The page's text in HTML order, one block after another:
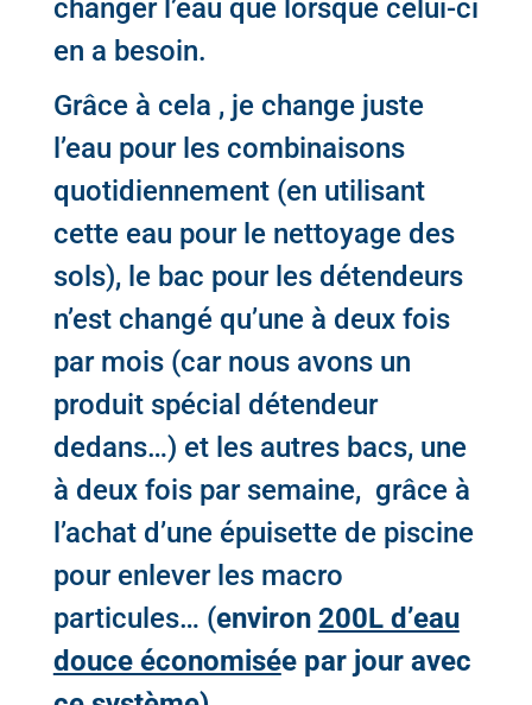
changer l’eau que lorsque celui-ci
en a besoin.
Grâce à cela , je change juste
l’eau pour les combinaisons
quotidiennement (en utilisant
cette eau pour le nettoyage des
sols), le bac pour les détendeurs
n’est changé qu’une à deux fois
par mois (car nous avons un
produit spécial détendeur
dedans…) et les autres bacs, une
à deux fois par semaine, grâce à
l’achat d’une épuisette de piscine
pour enlever les macro
particules… (environ 200L d’eau
douce économisée par jour avec